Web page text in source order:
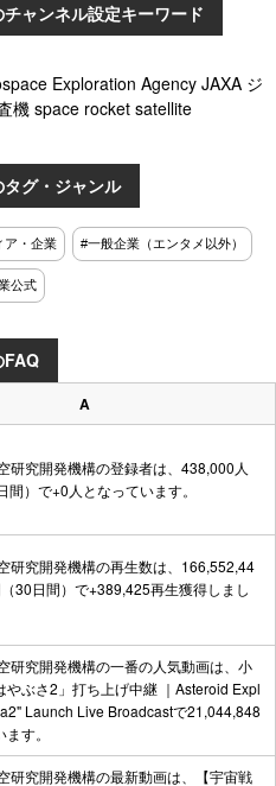
ャンネル設定キーワード
Exploration Agency JAXA ジ
機 space rocket satellite
グ・ジャンル
ア・企業 #一般企業（エンタメ以外）
公式
FAQ
A
研究開発機構の登録者は、438,000人
間）で+0人となっています。
研究開発機構の再生数は、166,552,44
30日間）で+389,425再生獲得しまし
研究開発機構の一番の人気動画は、 小
やぶさ2」打ち上げ中継 ｜Asteroid Expl
Launch Live Broadcastで21,044,848
す。
研究開発機構の最新動画は、 【宇宙戦